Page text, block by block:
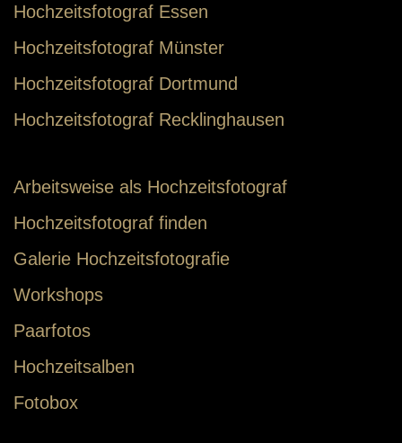
Hochzeitsfotograf Essen
Hochzeitsfotograf Münster
Hochzeitsfotograf Dortmund
Hochzeitsfotograf Recklinghausen
Arbeitsweise als Hochzeitsfotograf
Hochzeitsfotograf finden
Galerie Hochzeitsfotografie
Workshops
Paarfotos
Hochzeitsalben
Fotobox